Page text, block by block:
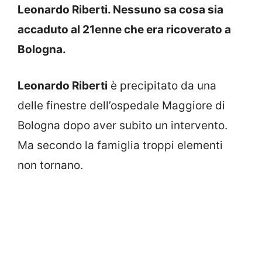
Leonardo Riberti. Nessuno sa cosa sia
accaduto al 21enne che era ricoverato a
Bologna.
Leonardo Riberti è precipitato da una
delle finestre dell’ospedale Maggiore di
Bologna dopo aver subito un intervento.
Ma secondo la famiglia troppi elementi
non tornano.